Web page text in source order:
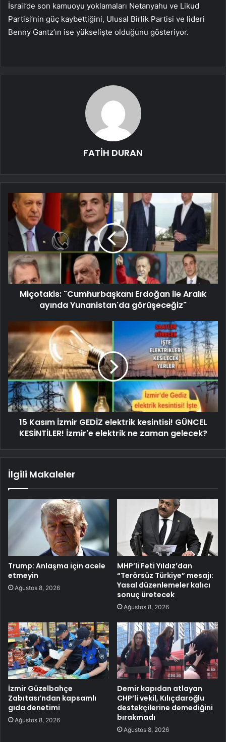
İsrail’de son kamuoyu yoklamaları Netanyahu ve Likud
Partisi’nin güç kaybettiğini, Ulusal Birlik Partisi ve lideri
Benny Gantz’ın ise yükselişte olduğunu gösteriyor.
FATİH DURAN
Miçotakis: "Cumhurbaşkanı Erdoğan ile Aralık
ayında Yunanistan'da görüşeceğiz"
15 Kasım İzmir GEDİZ elektrik kesintisi! GÜNCEL
KESİNTİLER! İzmir'e elektrik ne zaman gelecek?
İlgili Makaleler
Trump: Anlaşma için acele
etmeyin
Ağustos 8, 2026
MHP’li Feti Yıldız’dan
“Terörsüz Türkiye” mesajı:
Yasal düzenlemeler kalıcı
sonuç üretecek
Ağustos 8, 2026
İzmir Güzelbahçe
Zabıtası’ndan kapsamlı
gıda denetimi
Ağustos 8, 2026
Demir kapıdan atlayan
CHP’li vekil, Kılıçdaroğlu
destekçilerine demediğini
bırakmadı
Ağustos 8, 2026